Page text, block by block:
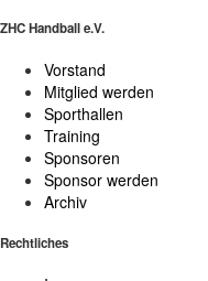
ZHC Handball e.V.
Vorstand
Mitglied werden
Sporthallen
Training
Sponsoren
Sponsor werden
Archiv
Rechtliches